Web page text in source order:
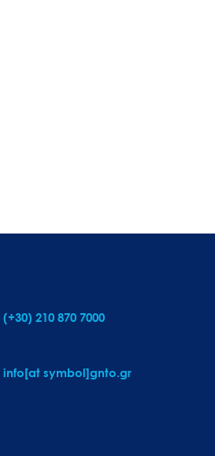
(+30) 210 870 7000
info[at symbol]gnto.gr